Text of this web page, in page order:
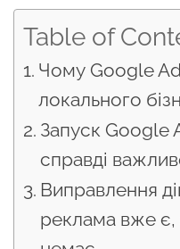
Table of
Чому Google
локального
Запуск Google
справді
Виправлення
реклама вже є,